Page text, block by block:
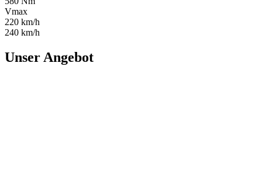
Vmax
220 km/h
240 km/h
Unser Angebot